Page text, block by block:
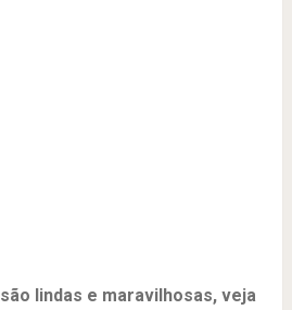
lindas e maravilhosas, veja